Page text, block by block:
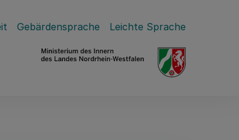
Gebärdensprache Leichte Sprache